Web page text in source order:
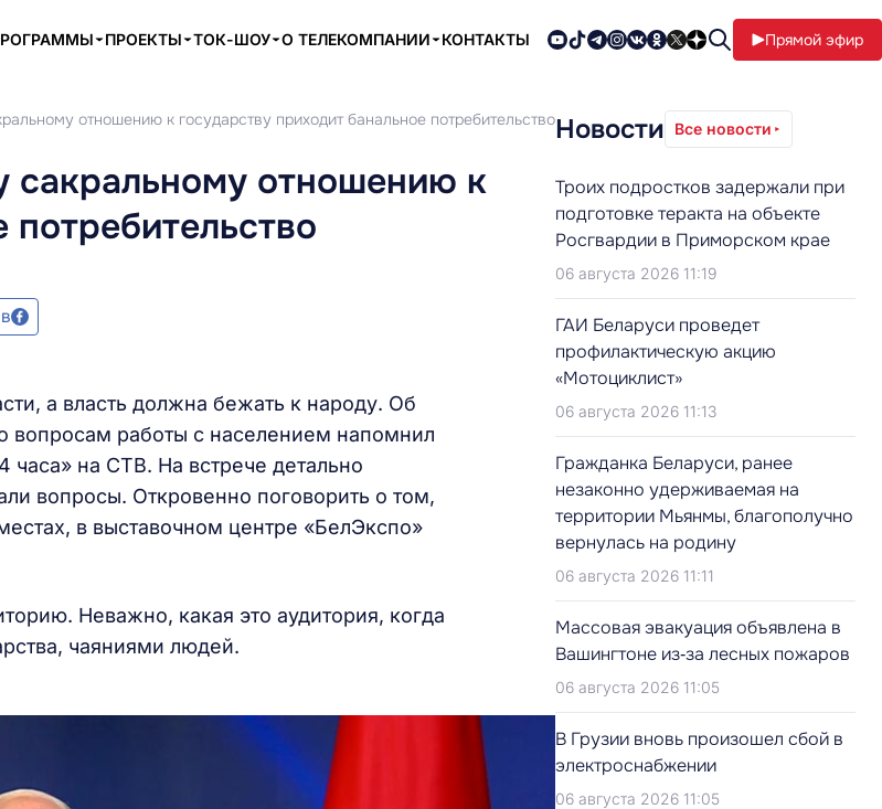
ПРОЕКТЫ ТОК-ШОУ О ТЕЛЕКОМПАНИИ КОНТАКТЫ Прямой эфир
отношению к государству приходит банальное потребительство
сакральному отношению к
потребительство
а власть должна бежать к народу. Об
работы с населением напомнил
на СТВ. На встрече детально
вопросы. Откровенно поговорить о том,
в выставочном центре «БелЭкспо»
Неважно, какая это аудитория, когда
чаяниями людей.
Новости Все новости
Троих подростков задержали при
подготовке теракта на объекте
Росгвардии в Приморском крае
06 августа 2026 11:19
ГАИ Беларуси проведет
профилактическую акцию
«Мотоциклист»
06 августа 2026 11:13
Гражданка Беларуси, ранее
незаконно удерживаемая на
территории Мьянмы, благополучно
вернулась на родину
06 августа 2026 11:11
Массовая эвакуация объявлена в
Вашингтоне из‑за лесных пожаров
06 августа 2026 11:05
В Грузии вновь произошел сбой в
электроснабжении
06 августа 2026 11:05